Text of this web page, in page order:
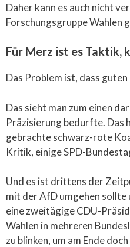
Daher kann es auch nicht
Forschungsgruppe Wahlen
Für Merz ist es Taktik,
Das Problem ist, dass
Das sieht man zum einen
Präzisierung bedurfte. Das
gebrachte schwarz-rote
Kritik, einige SPD-
Und es ist drittens der
mit der AfD umgehen sollte
eine zweitägige CDU-
Wahlen in mehreren
zu blinken, um am Ende